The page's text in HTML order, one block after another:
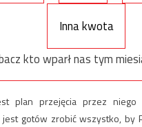
Inna kwota
kto wparł nas tym
plan przejęcia przez
jest gotów zrobić wszystko, by